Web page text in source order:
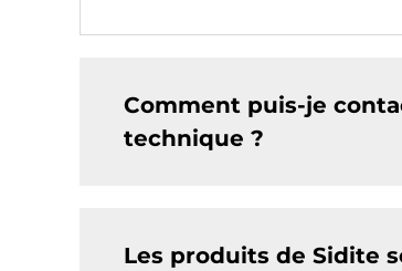
Comment puis-je
technique ?
Les produits de Sidite